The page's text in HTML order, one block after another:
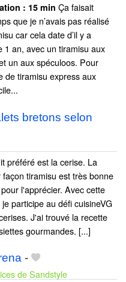
: 15 min Ça faisait
que je n’avais pas réalisé
car cela date d’il y a
1 an, avec un tiramisu aux
un aux spéculoos. Pour
de tiramisu express aux
bretons selon
préféré est la cerise. La
façon tiramisu est très bonne
l'apprécier. Avec cette
participe au défi cuisineVG
J'ai trouvé la recette
gourmandes. [...]
-
de Sandstyle